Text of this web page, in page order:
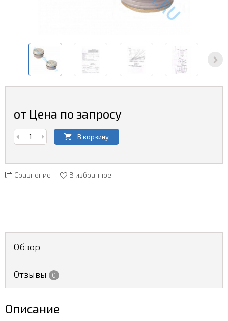
от Цена по запросу
В корзину
Сравнение В избранное
Обзор
Отзывы 0
Описание